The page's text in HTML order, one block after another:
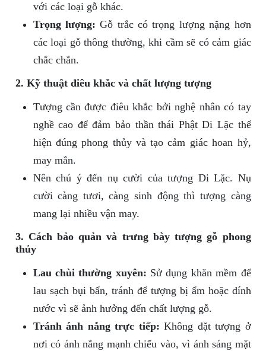
với các loại gỗ khác.
Trọng lượng: Gỗ trắc có trọng lượng nặng hơn
các loại gỗ thông thường, khi cầm sẽ có cảm giác
chắc chắn.
2. Kỹ thuật điêu khắc và chất lượng tượng
Tượng cần được điêu khắc bởi nghệ nhân có tay
nghề cao để đảm bảo thần thái Phật Di Lặc thể
hiện đúng phong thủy và tạo cảm giác hoan hỷ,
may mắn.
Nên chú ý đến nụ cười của tượng Di Lặc. Nụ
cười càng tươi, càng sinh động thì tượng càng
mang lại nhiều vận may.
3. Cách bảo quản và trưng bày tượng gỗ phong
thủy
Lau chùi thường xuyên: Sử dụng khăn mềm để
lau sạch bụi bẩn, tránh để tượng bị ẩm hoặc dính
nước vì sẽ ảnh hưởng đến chất lượng gỗ.
Tránh ánh nắng trực tiếp: Không đặt tượng ở
nơi có ánh nắng mạnh chiếu vào, vì ánh sáng mặt